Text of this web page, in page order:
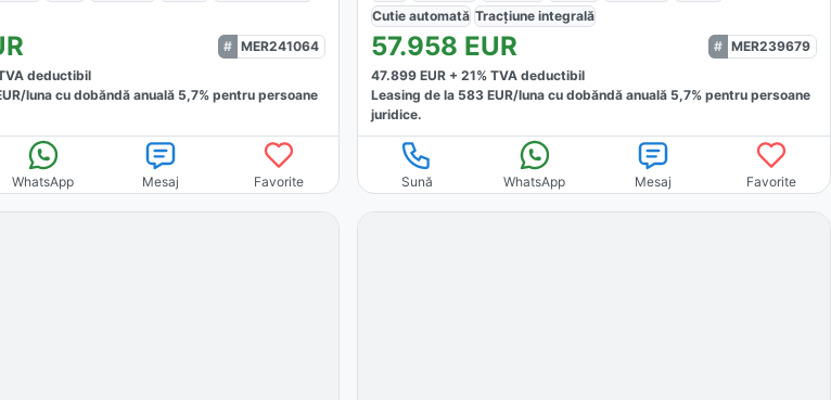
MER241064
deductibil
luna cu dobăndă anuală 5,7% pentru persoane
WhatsApp Mesaj Favorite
Cutie automată Tracțiune integrală
57.958 EUR
MER239679
47.899EUR + 21% TVA deductibil
Leasing de la 583EUR/lunacu dobăndă anuală 5,7% pentru persoane
juridice.
Sună WhatsApp Mesaj Favorite